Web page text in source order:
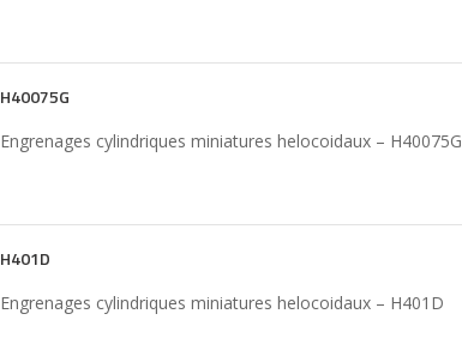
H40075G
Engrenages cylindriques miniatures helocoidaux – H40075G
H401D
Engrenages cylindriques miniatures helocoidaux – H401D